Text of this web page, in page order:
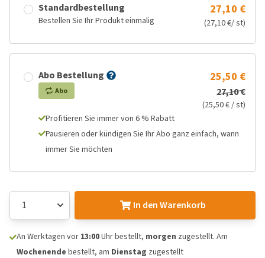
Standardbestellung
Bestellen Sie Ihr Produkt einmalig
27,10 €
(27,10 €/ st)
Abo Bestellung
Abo
25,50 €
27,10 €
(25,50 € / st)
Profitieren Sie immer von 6 % Rabatt
Pausieren oder kündigen Sie Ihr Abo ganz einfach, wann
immer Sie möchten
In den Warenkorb
An Werktagen vor 13:00Uhr bestellt, morgen zugestellt. Am
Wochenende bestellt, am Dienstag zugestellt